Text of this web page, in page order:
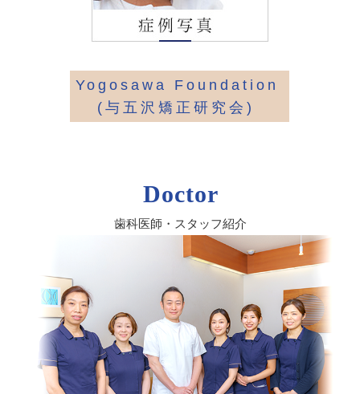
Yogosawa Foundation
(与五沢矯正研究会)
Doctor
歯科医師・スタッフ紹介